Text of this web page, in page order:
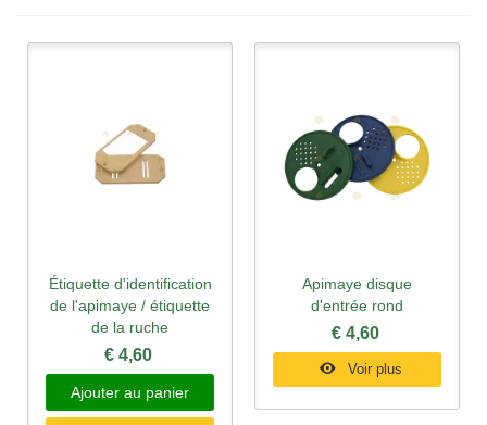
Étiquette d'identification
de l'apimaye / étiquette
de la ruche
€ 4,60
Ajouter au panier
Apimaye disque
d'entrée rond
€ 4,60
Voir plus